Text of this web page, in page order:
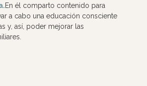
En él comparto contenido para
a cabo una educación consciente
y, así, poder mejorar las